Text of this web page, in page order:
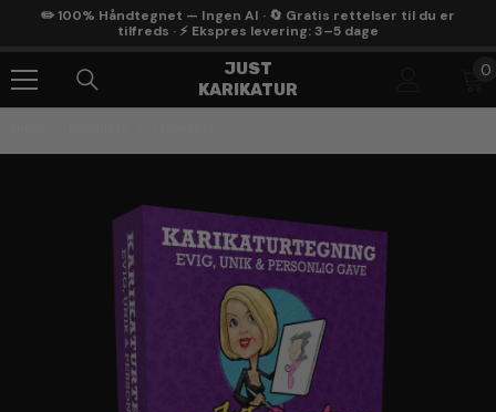
Gå Til Indhold
✏️ 100% Håndtegnet — Ingen AI · 🔄 Gratis rettelser til du er
tilfreds · ⚡ Ekspres levering: 3–5 dage
JUST
KARIKATUR
0
0